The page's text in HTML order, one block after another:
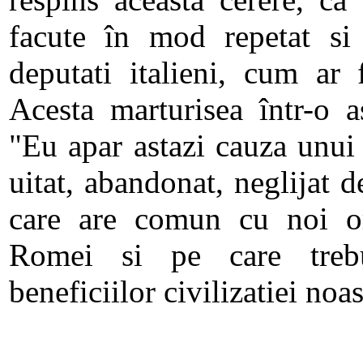
facute în mod repetat
deputati italieni, cum ar
Acesta marturisea într-o
"Eu apar astazi cauza
uitat, abandonat, neglijat
care are comun cu noi
Romei si pe care
beneficiilor civilizatiei